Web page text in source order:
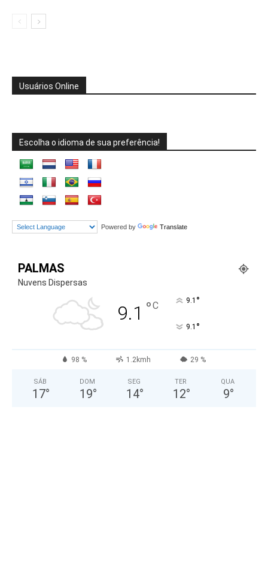
Usuários Online
Escolha o idioma de sua preferência!
Powered by Translate
PALMAS
Nuvens Dispersas
9.1 °C 9.1 °
9.1 °
98 % 1.2kmh 29 %
SÁB
17°
DOM
19°
SEG
14°
TER
12°
QUA
9°